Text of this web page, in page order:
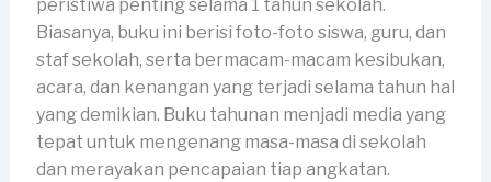
peristiwa penting selama 1 tahun sekolah.
Biasanya, buku ini berisi foto-foto siswa, guru, dan
staf sekolah, serta bermacam-macam kesibukan,
acara, dan kenangan yang terjadi selama tahun hal
yang demikian. Buku tahunan menjadi media yang
tepat untuk mengenang masa-masa di sekolah
dan merayakan pencapaian tiap angkatan.